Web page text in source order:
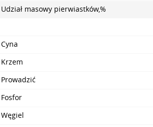
Udział masowy pierwiastków,%
Cyna
Krzem
Prowadzić
Fosfor
Węgiel